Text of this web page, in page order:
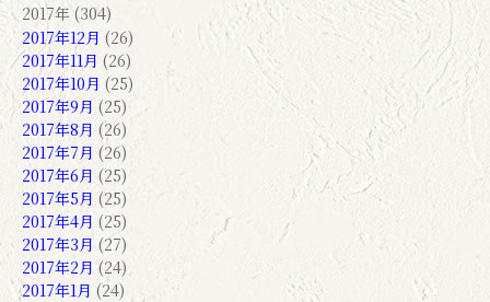
2017年 (304)
2017年12月 (26)
2017年11月 (26)
2017年10月 (25)
2017年9月 (25)
2017年8月 (26)
2017年7月 (26)
2017年6月 (25)
2017年5月 (25)
2017年4月 (25)
2017年3月 (27)
2017年2月 (24)
2017年1月 (24)